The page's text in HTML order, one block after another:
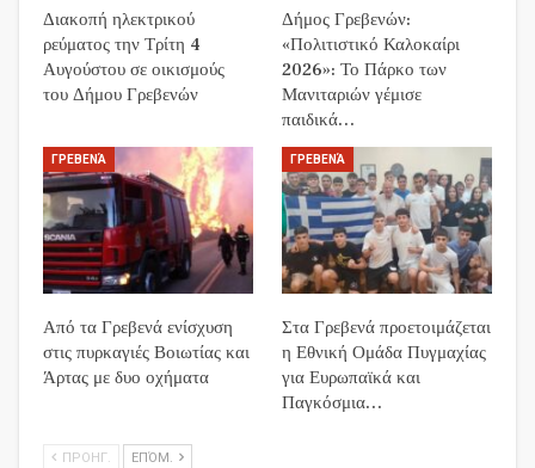
Διακοπή ηλεκτρικού
ρεύματος την Τρίτη 4
Αυγούστου σε οικισμούς
του Δήμου Γρεβενών
Δήμος Γρεβενών:
«Πολιτιστικό Καλοκαίρι
2026»: Το Πάρκο των
Μανιταριών γέμισε
παιδικά…
ΓΡΕΒΕΝΆ
Από τα Γρεβενά ενίσχυση
στις πυρκαγιές Βοιωτίας και
Άρτας με δυο οχήματα
ΓΡΕΒΕΝΆ
Στα Γρεβενά προετοιμάζεται
η Εθνική Ομάδα Πυγμαχίας
για Ευρωπαϊκά και
Παγκόσμια…
ΠΡΟΗΓ. ΕΠΌΜ.